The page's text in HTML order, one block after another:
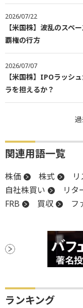
2026/07/22
【米国株】波乱のスペ
覇権の行方
2026/07/07
【米国株】IPOラッシ
ラを担えるか？
関連用語一覧
株価 株式
自社株買い
リタ
FRB
買収 フ
ランキング